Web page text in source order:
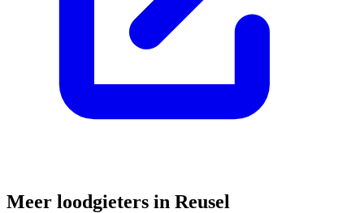
Meer loodgieters in Reusel